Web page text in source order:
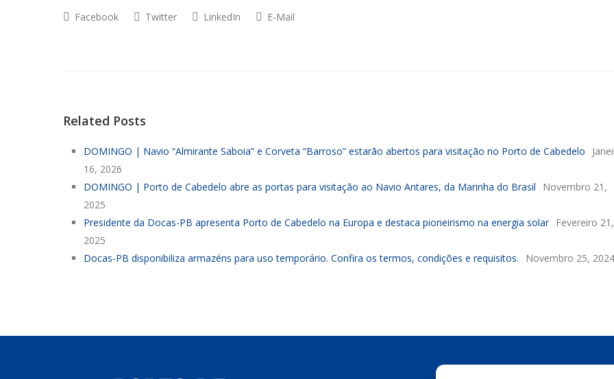
Facebook Twitter LinkedIn E-Mail
Related Posts
DOMINGO | Navio “Almirante Saboia” e Corveta “Barroso” estarão abertos para visitação no Porto de Cabedelo
16, 2026
DOMINGO | Porto de Cabedelo abre as portas para visitação ao Navio Antares, da Marinha do Brasil
Novembro 21,
2025
Presidente da Docas-PB apresenta Porto de Cabedelo na Europa e destaca pioneirismo na energia solar Fevereiro 21,
2025
Docas-PB disponibiliza armazéns para uso temporário. Confira os termos, condições e requisitos.
Novembro 25, 2024